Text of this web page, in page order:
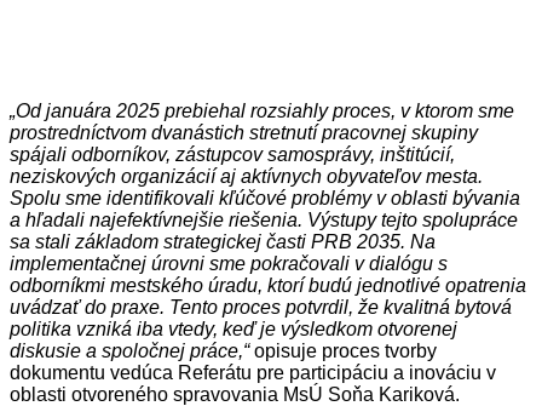
„Od januára 2025 prebiehal rozsiahly proces, v ktorom sme
prostredníctvom dvanástich stretnutí pracovnej skupiny
spájali odborníkov, zástupcov samosprávy, inštitúcií,
neziskových organizácií aj aktívnych obyvateľov mesta.
Spolu sme identifikovali kľúčové problémy v oblasti bývania
a hľadali najefektívnejšie riešenia. Výstupy tejto spolupráce
sa stali základom strategickej časti PRB 2035. Na
implementačnej úrovni sme pokračovali v dialógu s
odborníkmi mestského úradu, ktorí budú jednotlivé opatrenia
uvádzať do praxe. Tento proces potvrdil, že kvalitná bytová
politika vzniká iba vtedy, keď je výsledkom otvorenej
diskusie a spoločnej práce,“opisuje proces tvorby
dokumentu vedúca Referátu pre participáciu a inováciu v
oblasti otvoreného spravovania MsÚ Soňa Kariková.